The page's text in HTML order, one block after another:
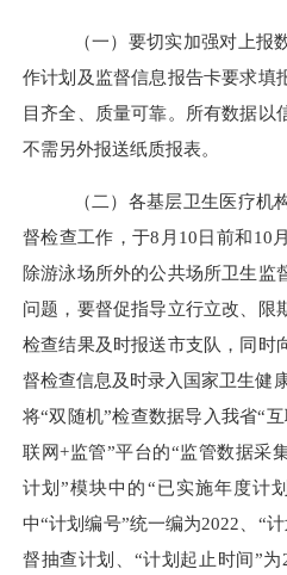
（一）要切实加强对上报
作计划 及监督信息报告卡要求填
目齐全、质量可靠。所有数据以
不需另外报送纸质报表。
（二）各基层卫生医疗机
督检查工作，于8月10日前和10
除游泳场所外的公共场所卫生监
问题，要督促指导立行立改、限
检查结果及时报送市支队，同时
督检查信息及时录入国家卫生健
将“双随机”检查数据导入我省“
联网+监管”平台的“监管数据采
计划”模块中的“已实施年度计
中“计划编号”统一编为2022、“
督抽查计划、“计划起止时间”为